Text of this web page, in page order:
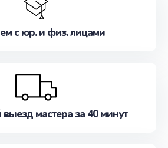
с юр. и физ. лицами
мастера за 40 минут